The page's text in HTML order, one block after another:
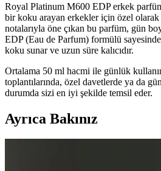
Royal Platinum M600 EDP erkek
bir koku arayan erkekler için özel olarak
notalarıyla öne çıkan bu parfüm, gün
EDP (Eau de Parfum) formülü
koku sunar ve uzun süre kalıcıdır.
Ortalama 50 ml hacmi ile günlük
toplantılarında, özel davetlerde ya da
durumda sizi en iyi şekilde temsil eder.
Ayrıca Bakınız